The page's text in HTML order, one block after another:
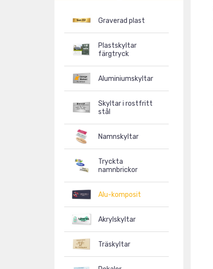
Graverad plast
Plastskyltar
färgtryck
Aluminiumskyltar
Skyltar i rostfritt
stål
Namnskyltar
Tryckta
namnbrickor
Alu-komposit
Akrylskyltar
Träskyltar